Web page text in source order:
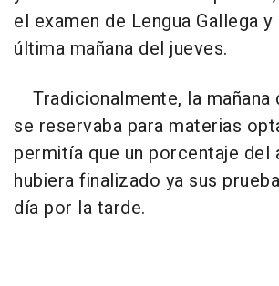
el examen de Lengua Gallega
última mañana del jueves.
Tradicionalmente, la
se reservaba para materias
permitía que un porcentaje del
hubiera finalizado ya sus
día por la tarde.